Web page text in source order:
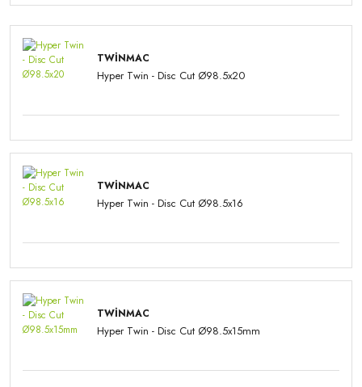
TWINMAC
Hyper Twin - Disc Cut Ø98.5x20
TWINMAC
Hyper Twin - Disc Cut Ø98.5x16
TWINMAC
Hyper Twin - Disc Cut Ø98.5x15mm